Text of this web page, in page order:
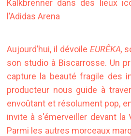
Kalkbrenner dans des lieux
l’Adidas Arena
Aujourd’hui, il dévoile EURÊKA,
son studio à Biscarrosse. Un
capture la beauté fragile des
producteur nous guide à
envoûtant et résolument pop,
invite à s'émerveiller devant la
Parmi les autres morceaux